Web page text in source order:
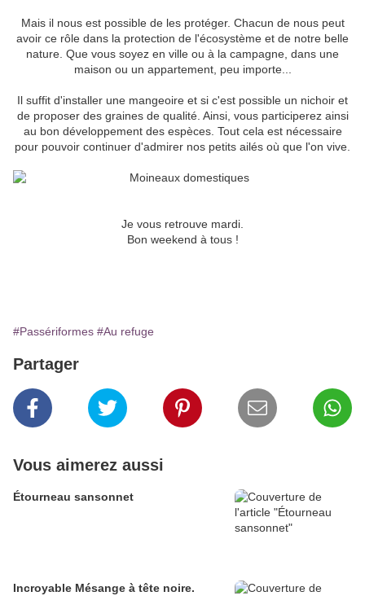
Mais il nous est possible de les protéger. Chacun de nous peut
avoir ce rôle dans la protection de l'écosystème et de notre belle
nature. Que vous soyez en ville ou à la campagne, dans une
maison ou un appartement, peu importe...
Il suffit d'installer une mangeoire et si c'est possible un nichoir et
de proposer des graines de qualité. Ainsi, vous participerez ainsi
au bon développement des espèces. Tout cela est nécessaire
pour pouvoir continuer d'admirer nos petits ailés où que l'on vive.
Je vous retrouve mardi.
Bon weekend à tous !
#Passériformes #Au refuge
Partager
Vous aimerez aussi
Étourneau sansonnet
Incroyable Mésange à tête noire.